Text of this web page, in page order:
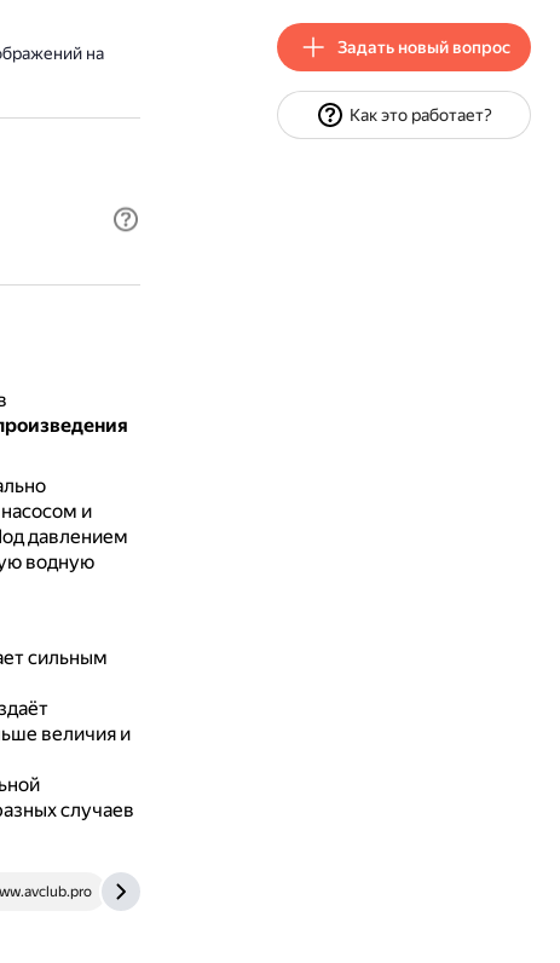
на
и
давлением
водную
сильным
величия и
случаев
Задать новый вопрос
Как это работает?